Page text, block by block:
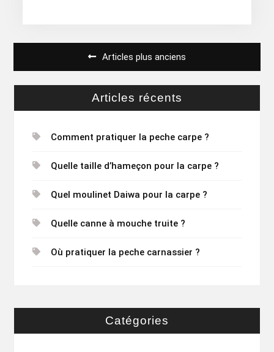
pêche
Navigation
des
Articles plus anciens
Articles récents
Comment pratiquer la peche carpe ?
Quelle taille d’hameçon pour la carpe ?
Quel moulinet Daiwa pour la carpe ?
Quelle canne à mouche truite ?
Où pratiquer la peche carnassier ?
Catégories